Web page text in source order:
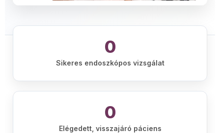
0
Sikeres endoszkópos vizsgálat
0
Elégedett, visszajáró páciens